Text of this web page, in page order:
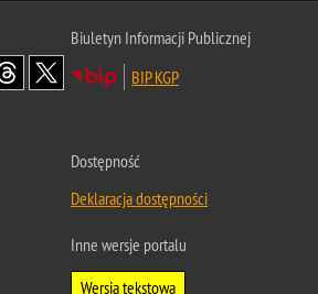
Biuletyn Informacji Publicznej
BIP KGP
Dostępność
Deklaracja dostępności
Inne wersje portalu
Wersja tekstowa